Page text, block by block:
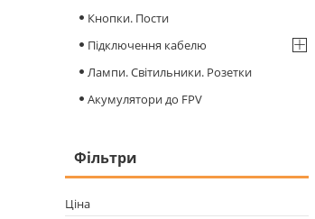
Кнопки. Пости
Підключення кабелю
Лампи. Світильники. Розетки
Акумулятори до FPV
Фільтри
Ціна